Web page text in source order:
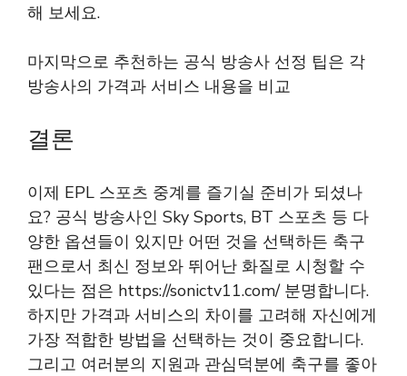
해 보세요.
마지막으로 추천하는 공식 방송사 선정 팁은 각
방송사의 가격과 서비스 내용을 비교
결론
이제 EPL 스포츠 중계를 즐기실 준비가 되셨나
요? 공식 방송사인 Sky Sports, BT 스포츠 등 다
양한 옵션들이 있지만 어떤 것을 선택하든 축구
팬으로서 최신 정보와 뛰어난 화질로 시청할 수
있다는 점은 https://sonictv11.com/분명합니다.
하지만 가격과 서비스의 차이를 고려해 자신에게
가장 적합한 방법을 선택하는 것이 중요합니다.
그리고 여러분의 지원과 관심덕분에 축구를 좋아